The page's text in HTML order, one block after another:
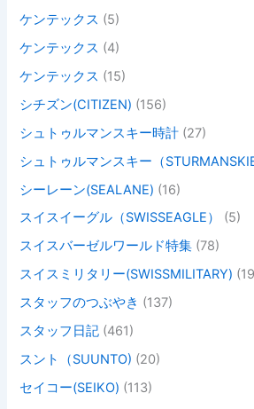
ケンテックス (5)
ケンテックス (4)
ケンテックス (15)
シチズン(CITIZEN) (156)
シュトゥルマンスキー時計 (27)
シュトゥルマンスキー（STURMANSKIE
シーレーン(SEALANE) (16)
スイスイーグル（SWISSEAGLE）
(5)
スイスバーゼルワールド特集 (78)
スイスミリタリー(SWISSMILITARY)
スタッフのつぶやき (137)
スタッフ日記 (461)
スント（SUUNTO) (20)
セイコー(SEIKO) (113)